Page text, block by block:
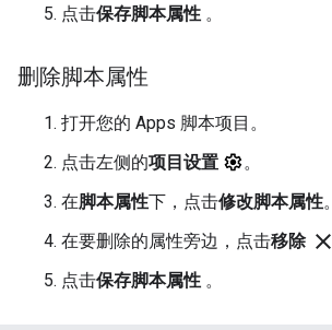
点击保存脚本属性 。
删除脚本属性
打开您的 Apps 脚本项目。
点击左侧的项目设置
。
在脚本属性下，点击修改脚本属性。
在要删除的属性旁边，点击移除 close
点击保存脚本属性 。